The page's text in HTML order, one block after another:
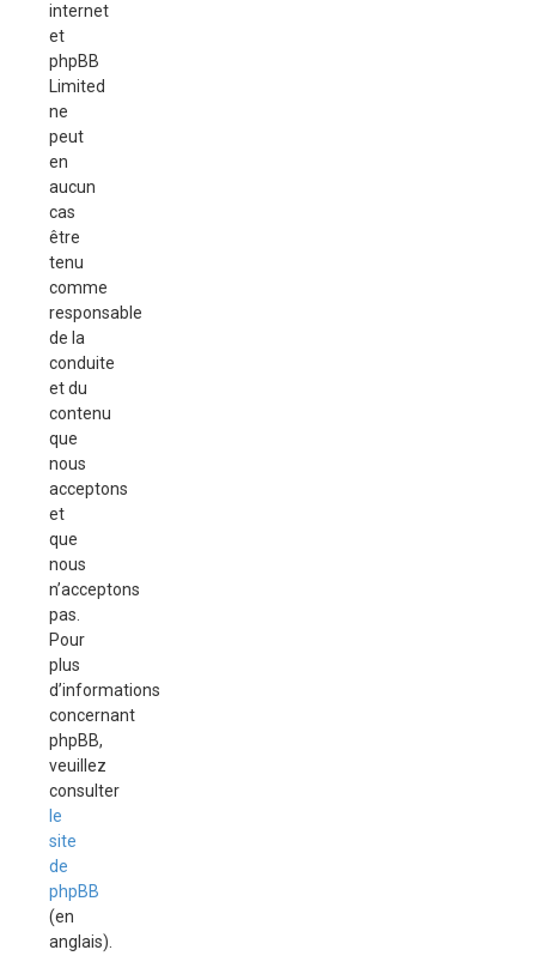
internet
et
phpBB
Limited
ne
peut
en
aucun
cas
être
tenu
comme
responsable
de la
conduite
et du
contenu
que
nous
acceptons
et
que
nous
n’acceptons
pas.
Pour
plus
d’informations
concernant
phpBB,
veuillez
consulter
le
site
de
phpBB
(en
anglais).